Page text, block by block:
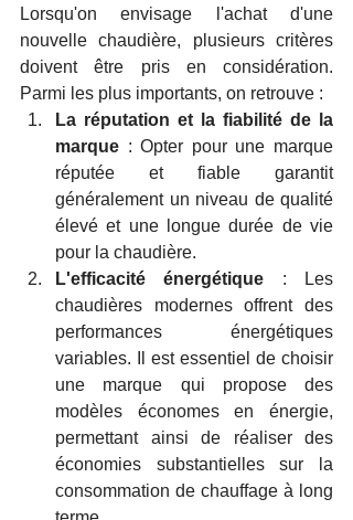
Lorsqu'on envisage l'achat d'une
nouvelle chaudière, plusieurs critères
doivent être pris en considération.
Parmi les plus importants, on retrouve :
La réputation et la fiabilité de la
marque : Opter pour une marque
réputée et fiable garantit
généralement un niveau de qualité
élevé et une longue durée de vie
pour la chaudière.
L'efficacité énergétique : Les
chaudières modernes offrent des
performances énergétiques
variables. Il est essentiel de choisir
une marque qui propose des
modèles économes en énergie,
permettant ainsi de réaliser des
économies substantielles sur la
consommation de chauffage à long